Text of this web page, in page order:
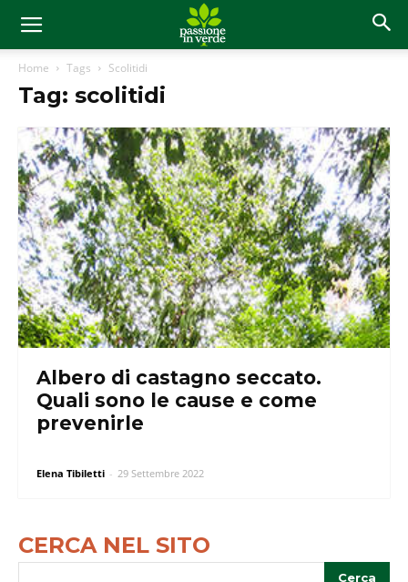
Home Tags Scolitidi
Tag: scolitidi
Albero di castagno seccato.
Quali sono le cause e come
prevenirle
Elena Tibiletti - 29 Settembre 2022
CERCA NEL SITO